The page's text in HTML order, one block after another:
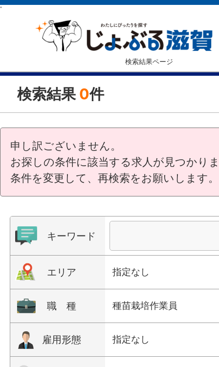
"
検索結果ページ
検索結果 0件
申し訳ございません。
お探しの条件に該当する求人が見つかり
条件を変更して、再検索をお願いします。
キーワード
エリア 指定なし
職 種 種苗栽培作業員
雇用形態 指定なし